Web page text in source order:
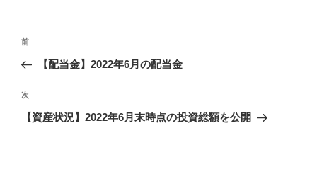
投
ナ
ビ
ゲ
前
の
稿
前
【配当金】2022年6月の配当金
次
の
次
【資産状況】2022年6月末時点の投資総額を公開